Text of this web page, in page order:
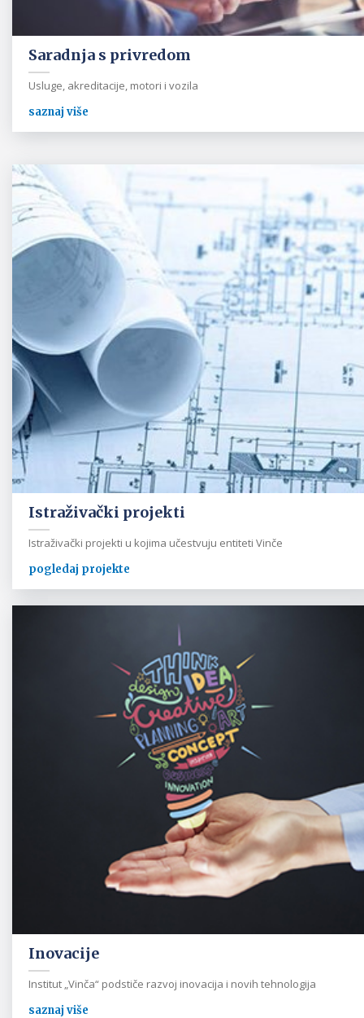
Saradnja s privredom
Usluge, akreditacije, motori i vozila
saznaj više
Istraživački projekti
Istraživački projekti u kojima učestvuju entiteti Vinče
pogledaj projekte
Inovacije
Institut „Vinča“ podstiče razvoj inovacija i novih tehnologija
saznaj više